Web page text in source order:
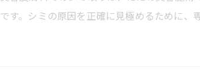
です。シミの原因を正確に見極めるために